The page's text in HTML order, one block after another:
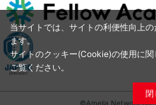
当サイトでは、サイトの利便性向上
ます。
サイトのクッキー(Cookie)の使用に関
ご覧ください。
閉
©Amelia Network